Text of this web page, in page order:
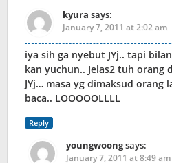
kyura says:
January 7, 2011 at 2:02 am
iya sih ga nyebut JYj.. tapi
kan yuchun.. Jelas2 tuh orang
JYj… masa yg dimaksud orang
baca.. LOOOOOLLLL
Reply
youngwoongsays:
January 7, 2011 at 8:49 am